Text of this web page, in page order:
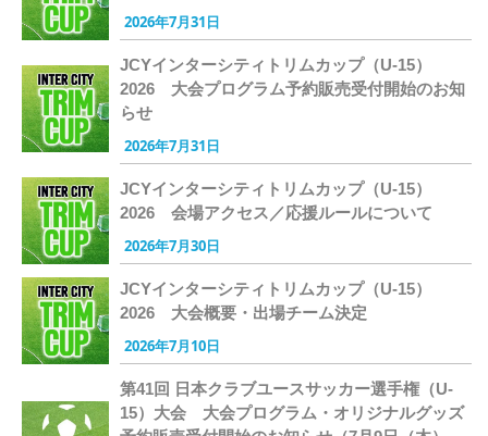
2026年7月31日
JCYインターシティトリムカップ（U-15）
2026 大会プログラム予約販売受付開始のお知
らせ
2026年7月31日
JCYインターシティトリムカップ（U-15）
2026 会場アクセス／応援ルールについて
2026年7月30日
JCYインターシティトリムカップ（U-15）
2026 大会概要・出場チーム決定
2026年7月10日
第41回 日本クラブユースサッカー選手権（U-
15）大会 大会プログラム・オリジナルグッズ